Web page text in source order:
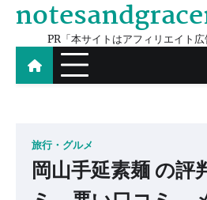
Skip
contentPR「本サイトはアフィリエイト広
旅行・グルメ
岡山手延素麺 の評